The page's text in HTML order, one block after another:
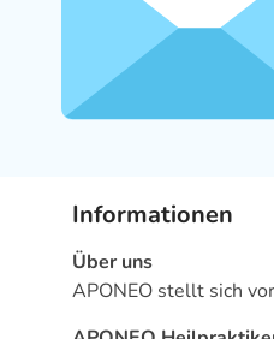
Informationen
Über uns
APONEO stellt sich vor